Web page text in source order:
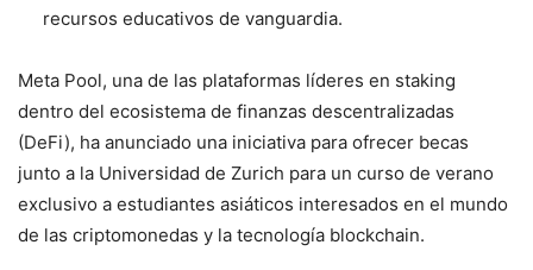
recursos educativos de vanguardia.
Meta Pool, una de las plataformas líderes en staking
dentro del ecosistema de finanzas descentralizadas
(DeFi), ha anunciado una iniciativa para ofrecer becas
junto a la Universidad de Zurich para un curso de verano
exclusivo a estudiantes asiáticos interesados en el mundo
de las criptomonedas y la tecnología blockchain.